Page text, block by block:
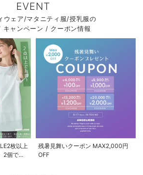
EVENT
ウェア/マタニティ服/授乳服の
キャンペーン / クーポン情報
枚以上
2個で
残暑見舞いクーポン MAX2,000円
OFF